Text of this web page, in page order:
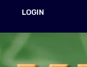
LOGIN